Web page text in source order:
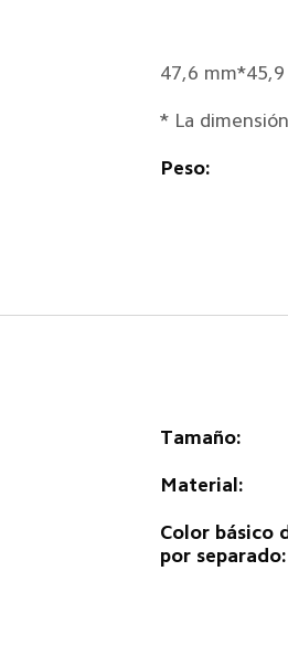
47,6
* La
Peso:
Tamaño:
Material:
Color básico
por separado: